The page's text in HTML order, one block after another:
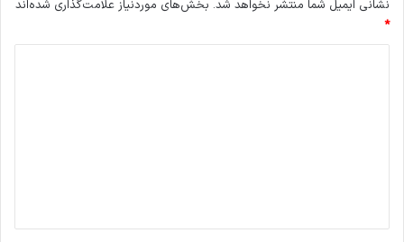
نشانی ایمیل شما منتشر نخواهد شد. بخش‌های موردنیاز علامت‌گذاری شده‌اند
*